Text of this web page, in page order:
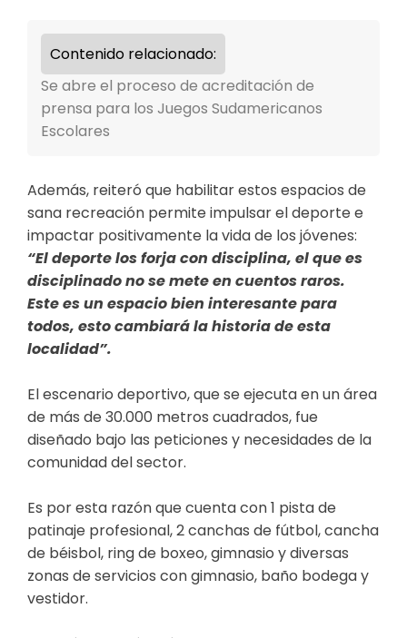
Contenido relacionado:
Se abre el proceso de acreditación de
prensa para los Juegos Sudamericanos
Escolares
Además, reiteró que habilitar estos espacios de
sana recreación permite impulsar el deporte e
impactar positivamente la vida de los jóvenes:
“El deporte los forja con disciplina, el que es
disciplinado no se mete en cuentos raros.
Este es un espacio bien interesante para
todos, esto cambiará la historia de esta
localidad”.
El escenario deportivo, que se ejecuta en un área
de más de 30.000 metros cuadrados, fue
diseñado bajo las peticiones y necesidades de la
comunidad del sector.
Es por esta razón que cuenta con 1 pista de
patinaje profesional, 2 canchas de fútbol, cancha
de béisbol, ring de boxeo, gimnasio y diversas
zonas de servicios con gimnasio, baño bodega y
vestidor.